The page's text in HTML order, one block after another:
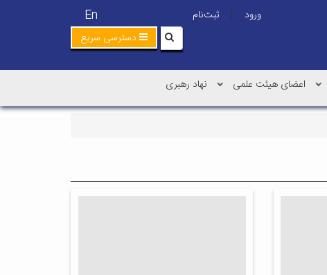
En ورود |
ثبت‌نام
دسترسی سریع
اعضای هیئت علمی نهاد رهبری